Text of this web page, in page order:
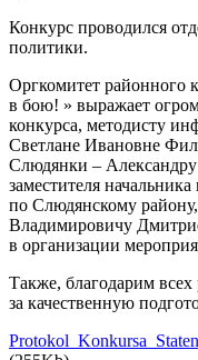
Конкурс проводился
политики.
Оргкомитет районного
в бою! » выражает
конкурса, методисту
Светлане Ивановне
Слюдянки –
заместителя
по Слюдянскому
Владимировичу
в организации
Также, благодарим
за качественную